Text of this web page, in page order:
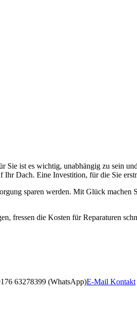
ist es wichtig, unabhängig zu sein
Dach. Eine Investition, für die Sie
sparen werden. Mit Glück machen
fressen die Kosten für Reparaturen
63278399 (WhatsApp)E-Mail Kontakt